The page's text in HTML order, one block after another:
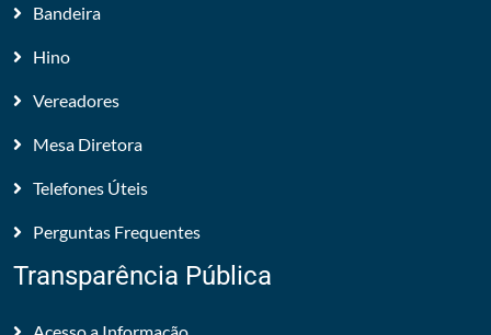
Bandeira
Hino
Vereadores
Mesa Diretora
Telefones Úteis
Perguntas Frequentes
Transparência Pública